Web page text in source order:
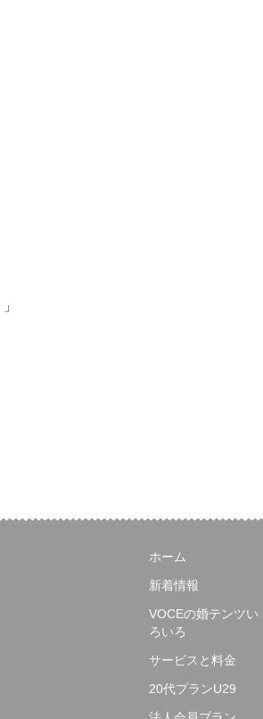
ホーム
新着情報
VOCEの婚テンツい
ろいろ
サービスと料金
20代プランU29